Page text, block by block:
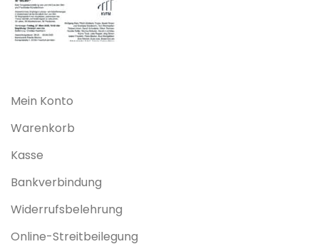
Mein Konto
Warenkorb
Kasse
Bankverbindung
Widerrufsbelehrung
Online-Streitbeilegung